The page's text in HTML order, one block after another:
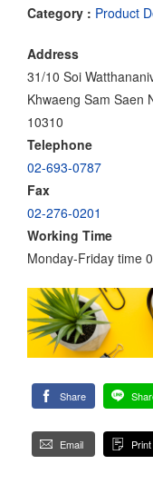
Category : Product
Address
31/10 Soi
Khwaeng Sam Saen
10310
Telephone
02-693-0787
Fax
02-276-0201
Working Time
Monday-Friday time
Share
Email Print